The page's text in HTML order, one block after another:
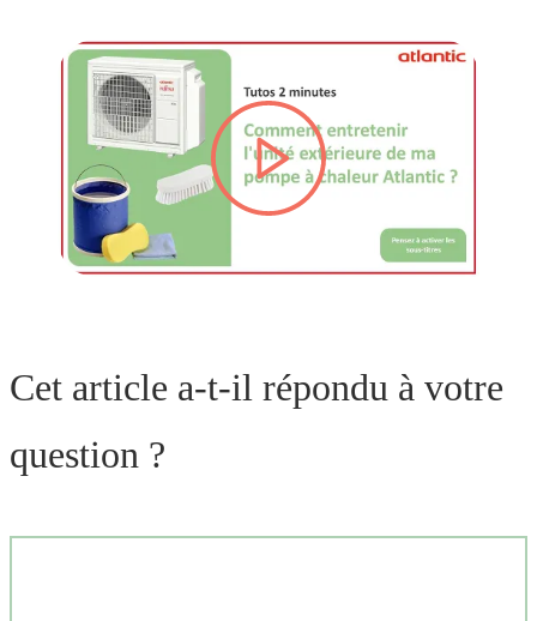
lire la vidéo
Cet article a-t-il répondu à votre
question ?